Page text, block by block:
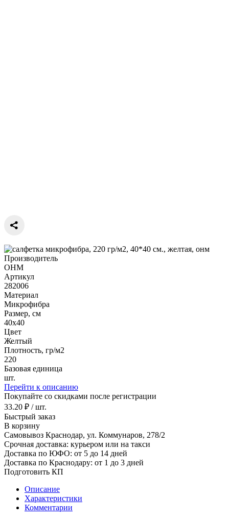
Производитель
ОНМ
Артикул
282006
Материал
Микрофибра
Размер, см
40х40
Цвет
Желтый
Плотность, гр/м2
220
Базовая единица
шт.
Перейти к описанию
Покупайте со скидками после регистрации
33.20 ₽ / шт.
Быстрый заказ
В корзину
Самовывоз Краснодар, ул. Коммунаров, 278/2
Срочная доставка: курьером или на такси
Доставка по ЮФО: от 5 до 14 дней
Доставка по Краснодару: от 1 до 3 дней
Подготовить КП
Описание
Характеристики
Комментарии